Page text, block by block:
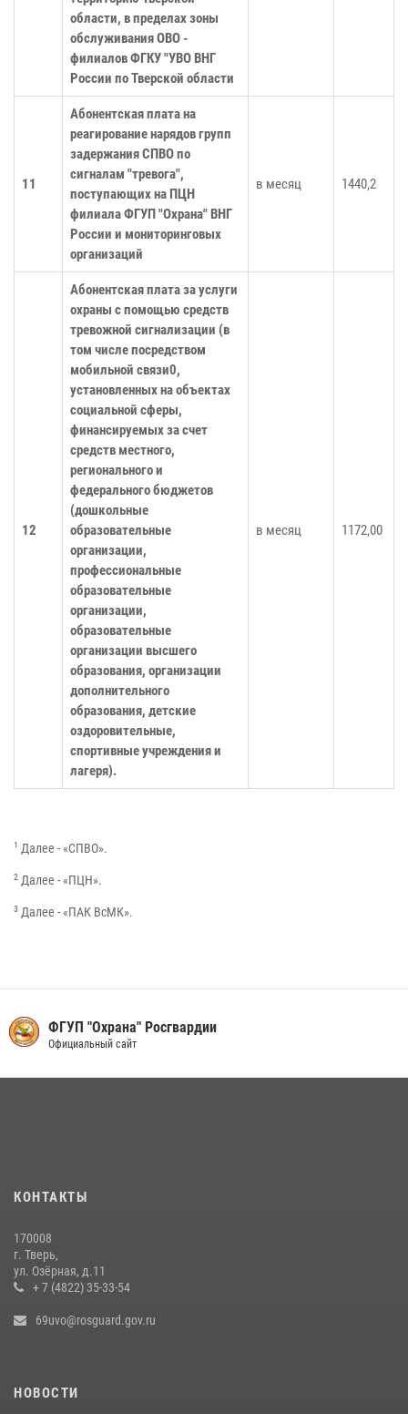
области, в пределах зоны
обслуживания ОВО -
филиалов ФГКУ "УВО ВНГ
России по Тверской области
11
Абонентская плата на
реагирование нарядов групп
задержания СПВО по
сигналам "тревога",
поступающих на ПЦН
филиала ФГУП "Охрана" ВНГ
России и мониторинговых
организаций
в месяц 1440,2
12
Абонентская плата за услуги
охраны с помощью средств
тревожной сигнализации (в
том числе посредством
мобильной связи0,
установленных на объектах
социальной сферы,
финансируемых за счет
средств местного,
регионального и
федерального бюджетов
(дошкольные
образовательные
организации,
профессиональные
образовательные
организации,
образовательные
организации высшего
образования, организации
дополнительного
образования, детские
оздоровительные,
спортивные учреждения и
лагеря).
в месяц 1172,00
1 Далее - «СПВО».
2 Далее - «ПЦН».
3 Далее - «ПАК ВсМК».
ФГУП "Охрана" Росгвардии
Официальный сайт
КОНТАКТЫ
170008
г. Тверь,
ул. Озёрная, д.11
+ 7 (4822) 35-33-54
69uvo@rosguard.gov.ru
НОВОСТИ